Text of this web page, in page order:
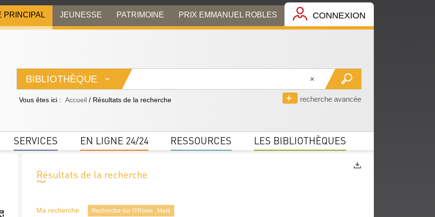
PRINCIPAL JEUNESSE PATRIMOINE PRIX EMMANUEL ROBLES CONNEXION
BIBLIOTHÈQUE
recherche avancée
Vous êtes ici : Accueil / Résultats de la recherche
SERVICES EN LIGNE 24/24 RESSOURCES LES BIBLIOTHÈQUES
Résultats de la recherche
Ma recherche : Recherche sur O'Rowe , Mark